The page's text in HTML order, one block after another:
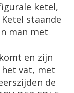
ketel,
Ketel staande
man met
komt en zijn
het vat, met
de